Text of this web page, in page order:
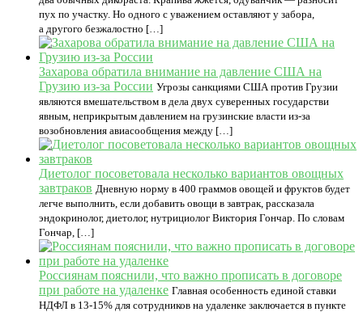
пух по участку. Но одного с уважением оставляют у забора,
а другого безжалостно […]
Захарова обратила внимание на давление США на
Грузию из-за России Угрозы санкциями США против Грузии
являются вмешательством в дела двух суверенных государстви
явным, неприкрытым давлением на грузинские власти из-за
возобновления авиасообщения между […]
Диетолог посоветовала несколько вариантов овощных
завтраков Дневную норму в 400 граммов овощей и фруктов будет
легче выполнить, если добавить овощи в завтрак, рассказала
эндокринолог, диетолог, нутрициолог Виктория Гончар. По словам
Гончар, […]
Россиянам пояснили, что важно прописать в договоре
при работе на удаленке Главная особенность единой ставки
НДФЛ в 13-15% для сотрудников на удаленке заключается в пункте